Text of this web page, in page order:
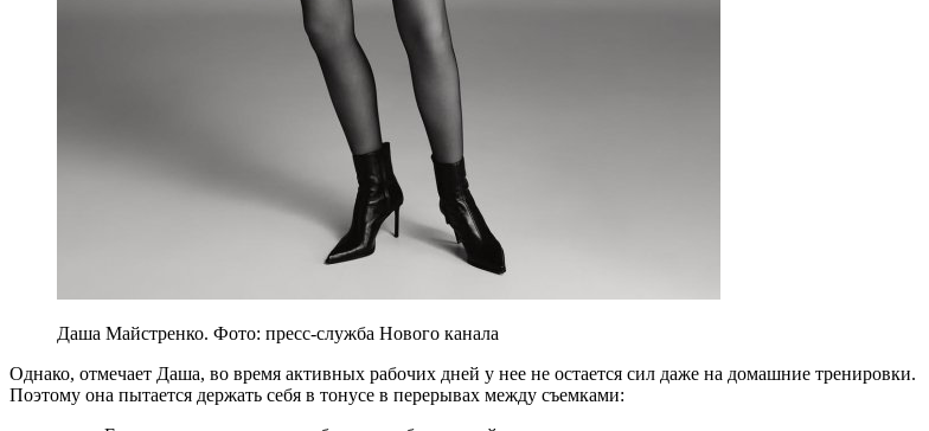
Даша Майстренко. Фото: пресс-служба Нового канала
Однако, отмечает Даша, во время активных рабочих дней у нее не остается сил даже на домашние тренировки.
Поэтому она пытается держать себя в тонусе в перерывах между съемками: